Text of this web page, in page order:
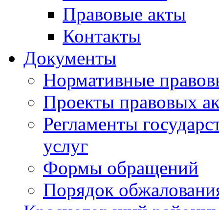
Правовые акты
Контакты
Документы
Нормативные
Проекты правовых
Регламенты
услуг
Формы обращений
Порядок